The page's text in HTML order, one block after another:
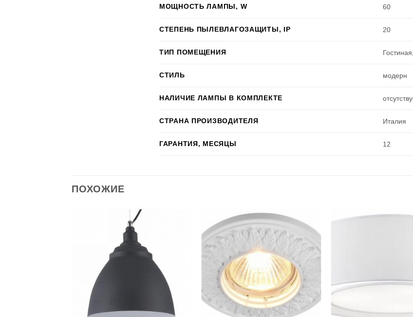
МОЩНОСТЬ ЛАМПЫ, W 60
СТЕПЕНЬ ПЫЛЕВЛАГОЗАЩИТЫ, IP 20
ТИП ПОМЕЩЕНИЯ
СТИЛЬ модерн
НАЛИЧИЕ ЛАМПЫ В КОМПЛЕКТЕ
СТРАНА ПРОИЗВОДИТЕЛЯ Италия
ГАРАНТИЯ, МЕСЯЦЫ 12
ПОХОЖИЕ